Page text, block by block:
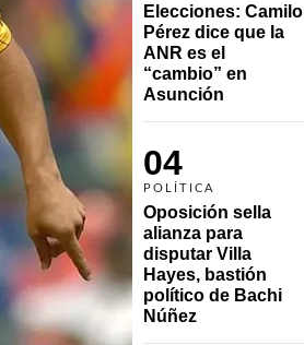
Elecciones: Camilo
Pérez dice que la
ANR es el
“cambio” en
Asunción
04
POLÍTICA
Oposición sella
alianza para
disputar Villa
Hayes, bastión
político de Bachi
Núñez